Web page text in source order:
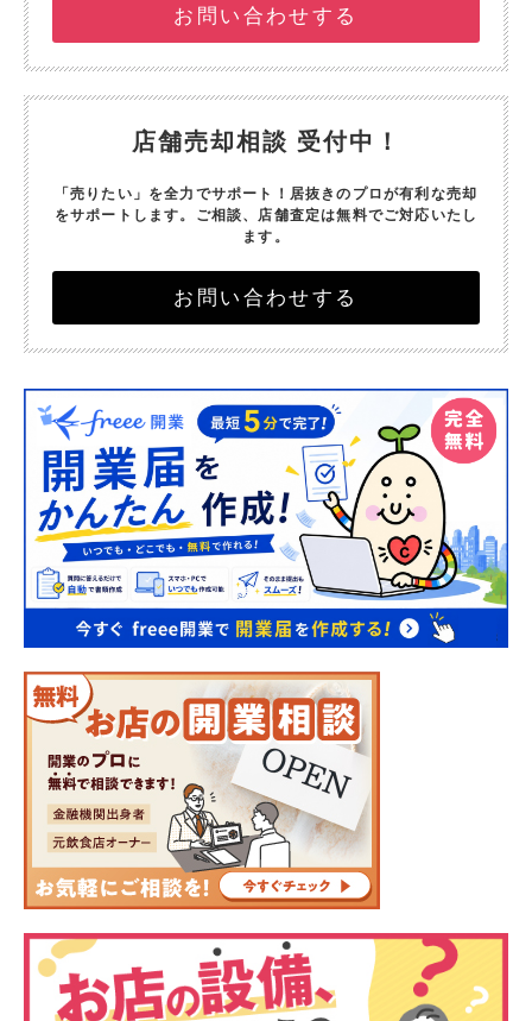
お問い合わせする
店舗売却相談 受付中！
「売りたい」を全力でサポート！ 居抜きのプロが有利な売却
をサポートします。 ご相談、店舗査定は無料でご対応いたし
ます。
お問い合わせする